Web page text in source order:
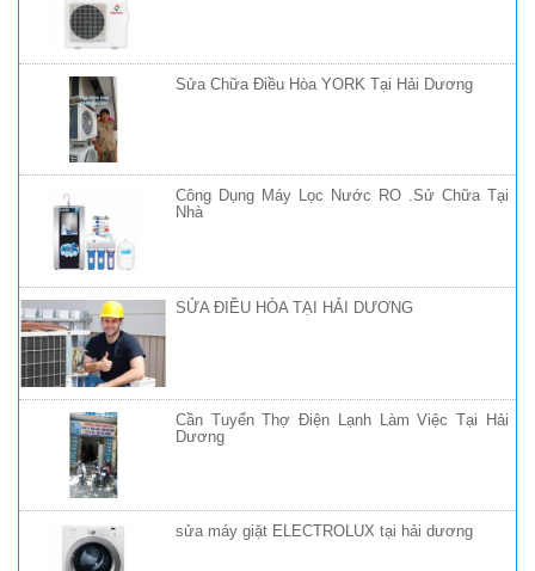
Sửa Chữa Điều Hòa YORK Tại Hải Dương
Công Dụng Máy Lọc Nước RO .Sử Chữa Tại
Nhà
SỬA ĐIỀU HÒA TẠI HẢI DƯƠNG
Cần Tuyển Thợ Điện Lạnh Làm Việc Tại Hải
Dương
sửa máy giặt ELECTROLUX tại hải dương